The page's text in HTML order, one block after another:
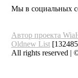
Мы в социальных
Автор проекта
Oldnew List
All rights reserved |